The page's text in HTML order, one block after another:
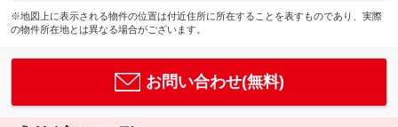
※地図上に表示される物件の位置は付近住所に所在することを表すものであり、実際
の物件所在地とは異なる場合がございます。
お問い合わせ(無料)